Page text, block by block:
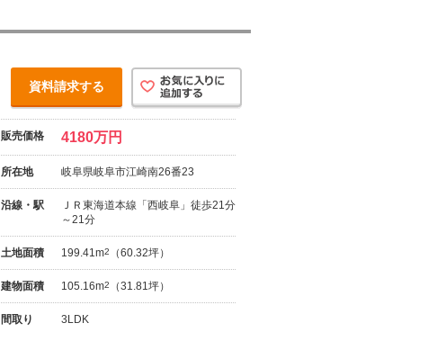
資料請求する
販売価格 4180万円
所在地 岐阜県岐阜市江崎南26番23
沿線・駅
ＪＲ東海道本線「西岐阜」徒歩21分
～21分
土地面積 199.41m2 （60.32坪）
建物面積 105.16m2 （31.81坪）
間取り 3LDK